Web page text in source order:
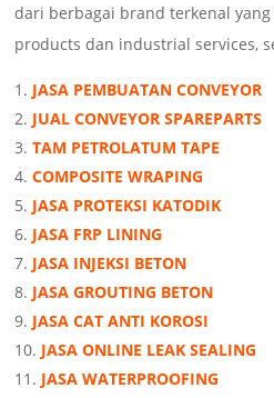
dari berbagai brand terkenal
products dan industrial services,
JASA PEMBUATAN CONVEYOR
JUAL CONVEYOR SPAREPARTS
TAM PETROLATUM TAPE
COMPOSITE WRAPING
JASA PROTEKSI KATODIK
JASA FRP LINING
JASA INJEKSI BETON
JASA GROUTING BETON
JASA CAT ANTI KOROSI
JASA ONLINE LEAK SEALING
JASA WATERPROOFING